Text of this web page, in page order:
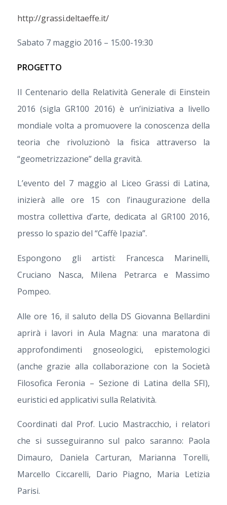
http://grassi.deltaeffe.it/
Sabato 7 maggio 2016 – 15:00-19:30
PROGETTO
Il Centenario della Relatività Generale di Einstein
2016 (sigla GR100 2016) è un’iniziativa a livello
mondiale volta a promuovere la conoscenza della
teoria che rivoluzionò la fisica attraverso la
“geometrizzazione” della gravità.
L’evento del 7 maggio al Liceo Grassi di Latina,
inizierà alle ore 15 con l’inaugurazione della
mostra collettiva d’arte, dedicata al GR100 2016,
presso lo spazio del “Caffè Ipazia”.
Espongono gli artisti: Francesca Marinelli,
Cruciano Nasca, Milena Petrarca e Massimo
Pompeo.
Alle ore 16, il saluto della DS Giovanna Bellardini
aprirà i lavori in Aula Magna: una maratona di
approfondimenti gnoseologici, epistemologici
(anche grazie alla collaborazione con la Società
Filosofica Feronia – Sezione di Latina della SFI),
euristici ed applicativi sulla Relatività.
Coordinati dal Prof. Lucio Mastracchio, i relatori
che si susseguiranno sul palco saranno: Paola
Dimauro, Daniela Carturan, Marianna Torelli,
Marcello Ciccarelli, Dario Piagno, Maria Letizia
Parisi.